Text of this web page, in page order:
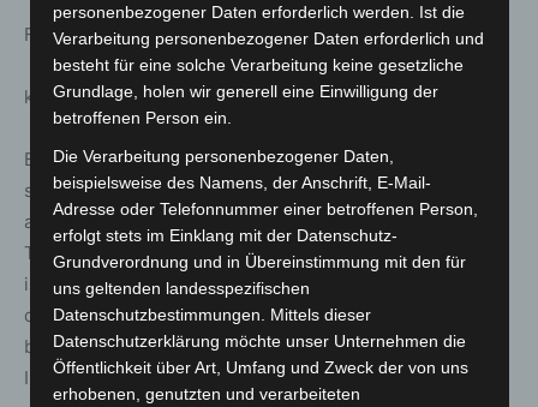
Frauen 48 Prozent
keine Angabe 2,4 Prozent
Bei der Zahl der oben genannten Erkrankten handelt es
sich um eine rechnerische Größe, bei der davon
ausgegangen wird, dass – sofern es sich nicht um einen
Todesfall handelt – die Person nach 14 Tagen genesen
ist. Die Zahl der Erkrankten in Krankenhäusern, bei
denen Covid-19 über einen Test nachgewiesen wurde,
beläuft sich derzeit auf 7 Personen, 4 auf der
Intensivstation, 3 davon beatmet.
personenbezogener Daten erforderlich werden. Ist die
Verarbeitung personenbezogener Daten erforderlich und
besteht für eine solche Verarbeitung keine gesetzliche
Grundlage, holen wir generell eine Einwilligung der
betroffenen Person ein.
Die Verarbeitung personenbezogener Daten,
beispielsweise des Namens, der Anschrift, E-Mail-
Adresse oder Telefonnummer einer betroffenen Person,
erfolgt stets im Einklang mit der Datenschutz-
Grundverordnung und in Übereinstimmung mit den für
uns geltenden landesspezifischen
Datenschutzbestimmungen. Mittels dieser
Datenschutzerklärung möchte unser Unternehmen die
Öffentlichkeit über Art, Umfang und Zweck der von uns
erhobenen, genutzten und verarbeiteten